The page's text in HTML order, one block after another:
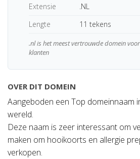
Extensie
.NL
Lengte
11 tekens
.nl is het meest vertrouwde domein
klanten
OVER DIT DOMEIN
Aangeboden een Top domeinnaam
wereld.
Deze naam is zeer interessant om
maken om hooikoorts en allergie
verkopen.